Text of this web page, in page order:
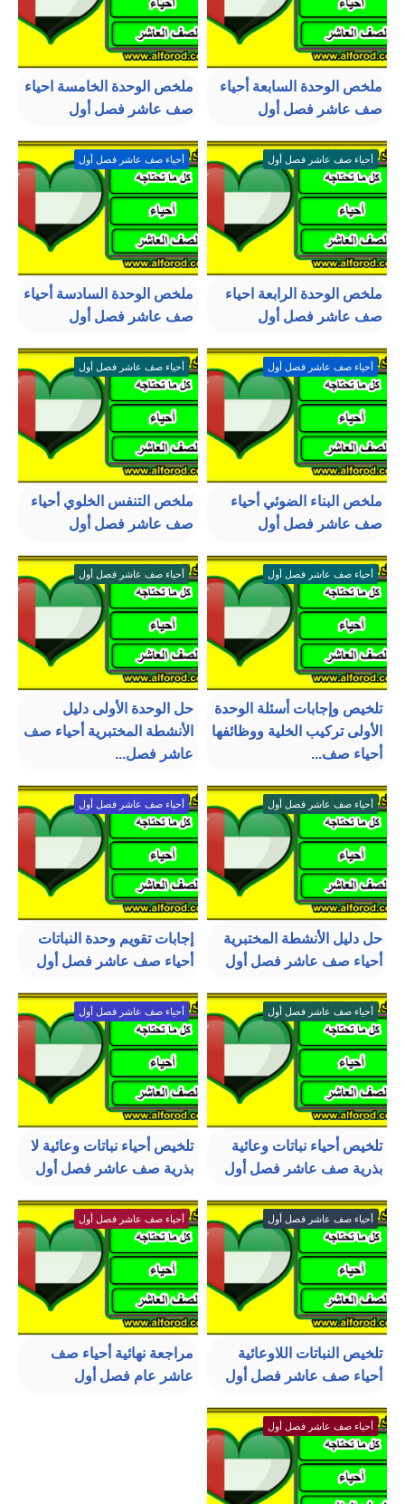
ملخص الوحدة السابعة أحياء
صف عاشر فصل أول
ملخص الوحدة الخامسة احياء
صف عاشر فصل أول
أحياء صف عاشر فصل أول
ملخص الوحدة الرابعة احياء
صف عاشر فصل أول
أحياء صف عاشر فصل أول
ملخص الوحدة السادسة أحياء
صف عاشر فصل أول
أحياء صف عاشر فصل أول
ملخص البناء الضوئي أحياء
صف عاشر فصل أول
أحياء صف عاشر فصل أول
ملخص التنفس الخلوي أحياء
صف عاشر فصل أول
أحياء صف عاشر فصل أول
تلخيص وإجابات أسئلة الوحدة
الأولى تركيب الخلية ووظائفها
أحياء صف...
أحياء صف عاشر فصل أول
حل الوحدة الأولى دليل
الأنشطة المختبرية أحياء صف
عاشر فصل...
أحياء صف عاشر فصل أول
حل دليل الأنشطة المختبرية
أحياء صف عاشر فصل أول
أحياء صف عاشر فصل أول
إجابات تقويم وحدة النباتات
أحياء صف عاشر فصل أول
أحياء صف عاشر فصل أول
تلخيص أحياء نباتات وعائية
بذرية صف عاشر فصل أول
أحياء صف عاشر فصل أول
تلخيص أحياء نباتات وعائية لا
بذرية صف عاشر فصل أول
أحياء صف عاشر فصل أول
تلخيص النباتات اللاوعائية
أحياء صف عاشر فصل أول
أحياء صف عاشر فصل أول
مراجعة نهائية أحياء صف
عاشر عام فصل أول
أحياء صف عاشر فصل أول